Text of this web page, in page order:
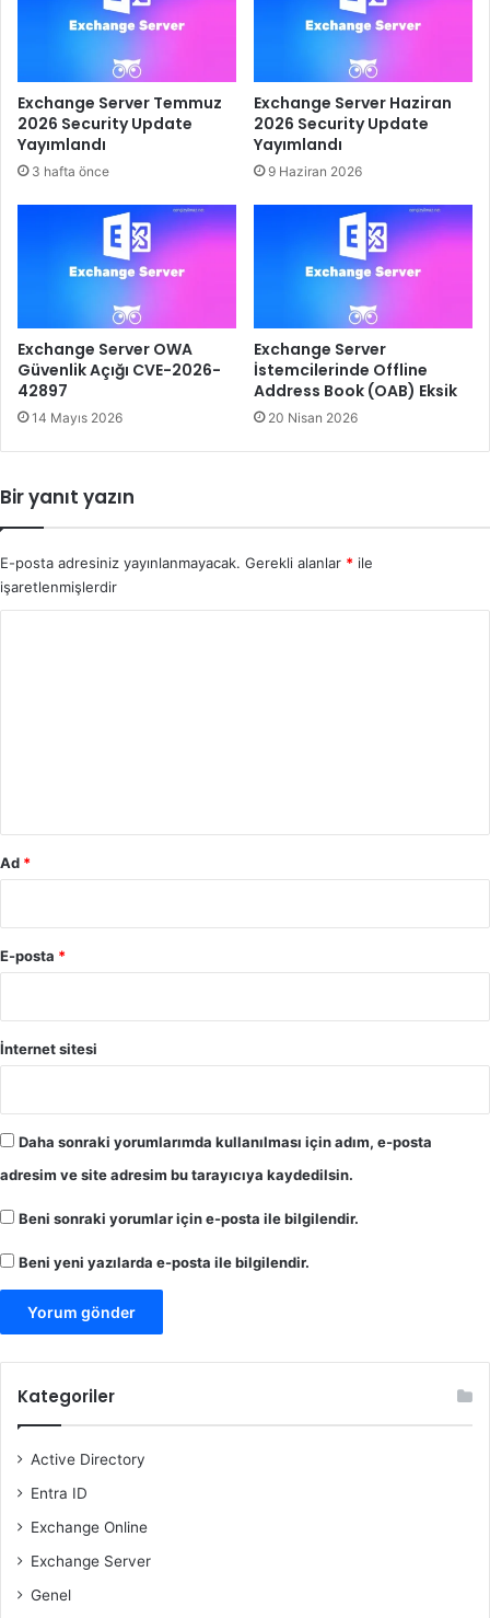
Exchange Server Temmuz
2026 Security Update
Yayımlandı
3 hafta önce
Exchange Server Haziran
2026 Security Update
Yayımlandı
9 Haziran 2026
Exchange Server OWA
Güvenlik Açığı CVE-2026-
42897
14 Mayıs 2026
Exchange Server
İstemcilerinde Offline
Address Book (OAB) Eksik
20 Nisan 2026
Bir yanıt yazın
E-posta adresiniz yayınlanmayacak. Gerekli alanlar * ile
işaretlenmişlerdir
Ad *
E-posta *
İnternet sitesi
Daha sonraki yorumlarımda kullanılması için adım, e-posta
adresim ve site adresim bu tarayıcıya kaydedilsin.
Beni sonraki yorumlar için e-posta ile bilgilendir.
Beni yeni yazılarda e-posta ile bilgilendir.
Kategoriler
Active Directory
Entra ID
Exchange Online
Exchange Server
Genel